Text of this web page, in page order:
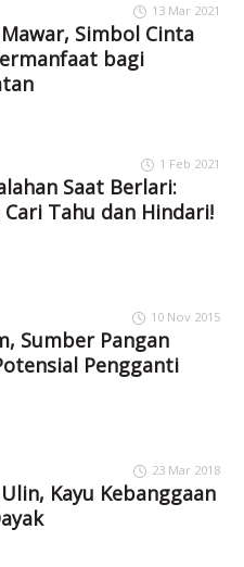
13 Mar 2021
Simbol Cinta
bagi
1 Feb 2021
Saat Berlari:
Cari Tahu dan Hindari!
10 Nov 2015
Sumber Pangan
Pengganti
23 Mar 2018
Kayu Kebanggaan